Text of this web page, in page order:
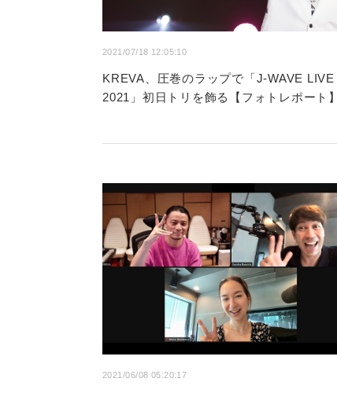
2021/07/18 12:05:10
KREVA、圧巻のラップで「J-WAVE LIVE
2021」初日トリを飾る【フォトレポート】
2021/06/08 05:20:17